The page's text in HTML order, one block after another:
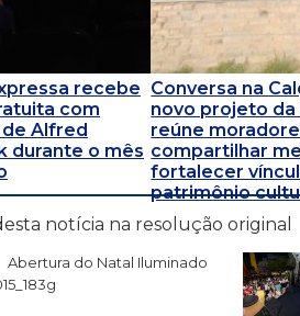
recebe
com
Alfred
durante o mês
Conversa na
novo projeto da
reúne
compartilhar
fortalecer
patrimônio
notícia na resolução original
Abertura do Natal Iluminado